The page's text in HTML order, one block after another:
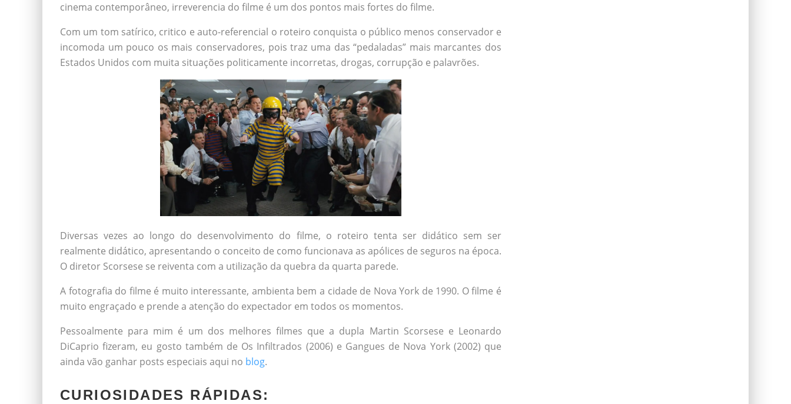
cinema contemporâneo, irreverencia do filme é um dos pontos mais fortes do filme.
Com um tom satírico, critico e auto-referencial o roteiro conquista o público menos conservador e
incomoda um pouco os mais conservadores, pois traz uma das “pedaladas” mais marcantes dos
Estados Unidos com muita situações politicamente incorretas, drogas, corrupção e palavrões.
Diversas vezes ao longo do desenvolvimento do filme, o roteiro tenta ser didático sem ser
realmente didático, apresentando o conceito de como funcionava as apólices de seguros na época.
O diretor Scorsese se reiventa com a utilização da quebra da quarta parede.
A fotografia do filme é muito interessante, ambienta bem a cidade de Nova York de 1990. O filme é
muito engraçado e prende a atenção do expectador em todos os momentos.
Pessoalmente para mim é um dos melhores filmes que a dupla Martin Scorsese e Leonardo
DiCaprio fizeram, eu gosto também de Os Infiltrados (2006) e Gangues de Nova York (2002) que
ainda vão ganhar posts especiais aqui no blog.
CURIOSIDADES RÁPIDAS: